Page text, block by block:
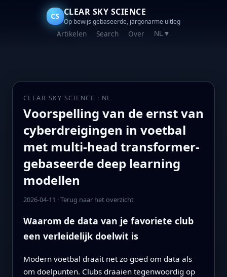
CS CLEAR SKY SCIENCE
Op bewijs gebaseerde, jargonarme uitleg
Artikelen Search Over NL ▼
CLEAR SKY SCIENCE · NL
Voorspelling van de ernst van
cyberdreigingen in voetbal
met multi-head transformer-
gebaseerde deep learning
modellen
2026-04-11 ·Terug naar het overzicht
Waarom de data van je favoriete club
een verleidelijk doelwit is
Modern voetbal draait net zo goed om data als
om doelpunten. Clubs draaien tegenwoordig op